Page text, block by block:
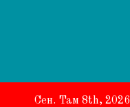
Сен. Там 8th, 2026